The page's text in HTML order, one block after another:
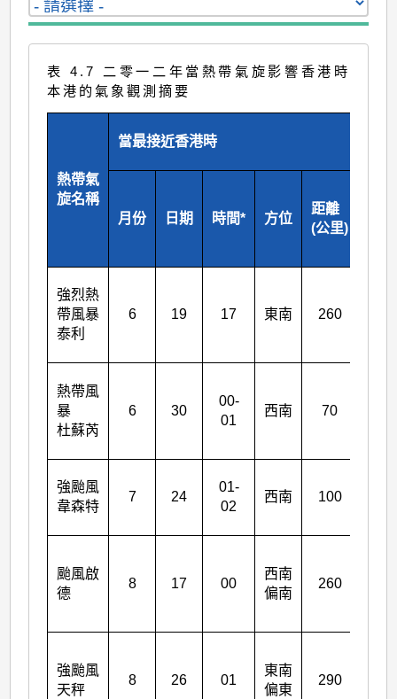
表 4.7 二零一二年當熱帶氣旋影響香港時
本港的氣象觀測摘要
熱帶氣
旋名稱
當最接近香港時
月份 日期 時間* 方位
距離
(公里)
強烈熱
帶風暴
泰利
6 19 17 東南 260
熱帶風
暴
杜蘇芮
6 30
00-
01
西南 70
強颱風
韋森特
7 24
01-
02
西南 100
颱風啟
德
8 17 00
西南
偏南
260
強颱風
天秤
8 26 01
東南
偏東
290